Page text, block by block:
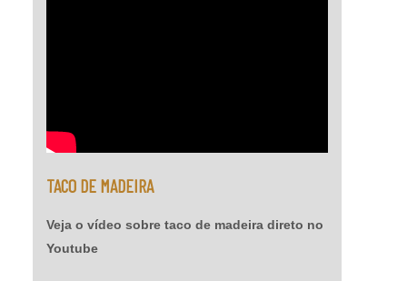
TACO DE MADEIRA
Veja o vídeo sobre taco de madeira direto no
Youtube